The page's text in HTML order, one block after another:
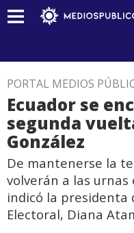
PORTAL MEDIOS
Ecuador se
segunda
González
De mantenerse la
volverán a las
indicó la presidenta
Electoral, Diana